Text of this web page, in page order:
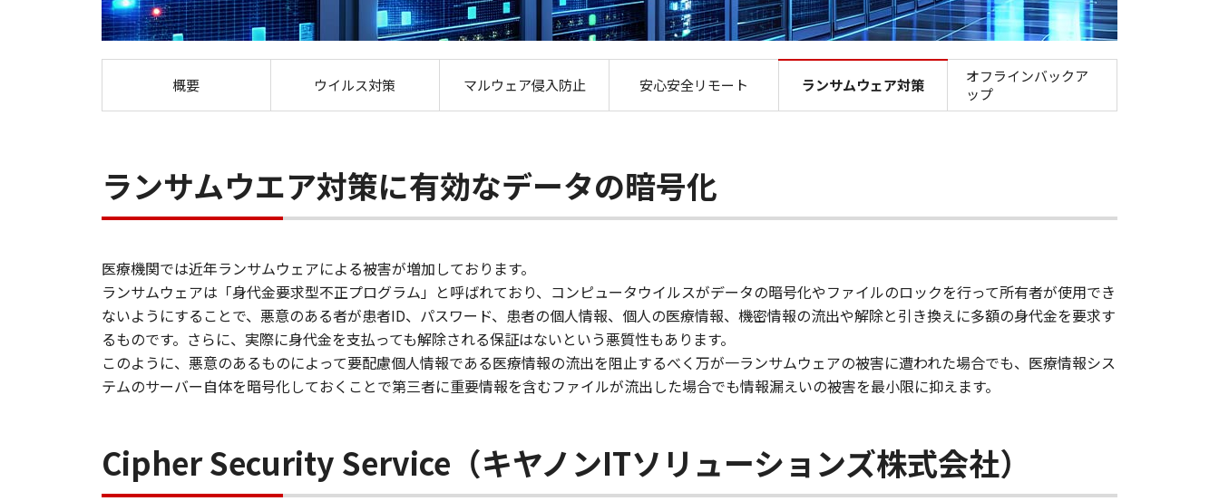
概要 ウイルス対策 マルウェア侵入防止 安心安全リモート ランサムウェア対策
オフラインバックア
ップ
ランサムウエア対策に有効なデータの暗号化
医療機関では近年ランサムウェアによる被害が増加しております。
ランサムウェアは「身代金要求型不正プログラム」と呼ばれており、コンピュータウイルスがデータの暗号化やファイルのロックを行って所有者が使用でき
ないようにすることで、悪意のある者が患者ID、パスワード、患者の個人情報、個人の医療情報、機密情報の流出や解除と引き換えに多額の身代金を要求す
るものです。さらに、実際に身代金を支払っても解除される保証はないという悪質性もあります。
このように、悪意のあるものによって要配慮個人情報である医療情報の流出を阻止するべく万が一ランサムウェアの被害に遭われた場合でも、医療情報シス
テムのサーバー自体を暗号化しておくことで第三者に重要情報を含むファイルが流出した場合でも情報漏えいの被害を最小限に抑えます。
Cipher Security Service（キヤノンITソリューションズ株式会社）